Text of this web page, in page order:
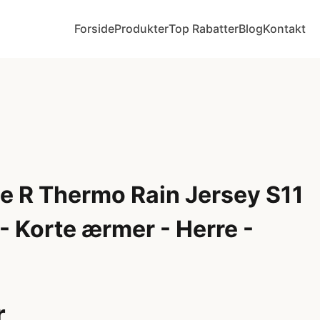
ForsideProdukterTop RabatterBlogKontakt
R Thermo Rain Jersey S11
Korte ærmer - Herre -